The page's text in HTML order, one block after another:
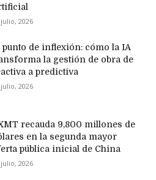
2026
punto de inflexión: cómo la IA
la gestión de obra de
a predictiva
2026
recauda 9,800 millones de
en la segunda mayor
pública inicial de China
2026